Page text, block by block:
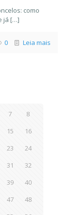
como
já […]
0 Leia mais
7
8
15
16
23
24
31
32
39
40
47
48